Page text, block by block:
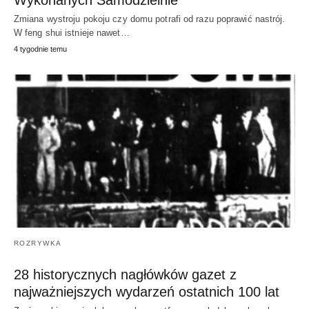
Zmiana wystroju pokoju czy domu potrafi od razu poprawić nastrój.
W feng shui istnieje nawet…
4 tygodnie temu
ROZRYWKA
28 historycznych nagłówków gazet z
najważniejszych wydarzeń ostatnich 100 lat